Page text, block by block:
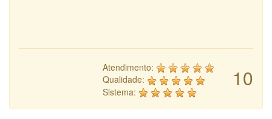
10
Atendimento:
Qualidade:
Sistema: